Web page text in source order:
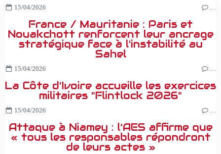
15/04/2026 …
France / Mauritanie : Paris et
Nouakchott renforcent leur ancrage
stratégique face à l'instabilité au
Sahel
15/04/2026 …
La Côte d’Ivoire accueille les exercices
militaires "Flintlock 2026"
15/04/2026 …
Attaque à Niamey : l’AES affirme que
« tous les responsables répondront
de leurs actes »